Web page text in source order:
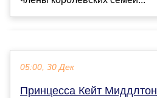
05:00, 30 Дек
Принцесса Кейт Миддлтон